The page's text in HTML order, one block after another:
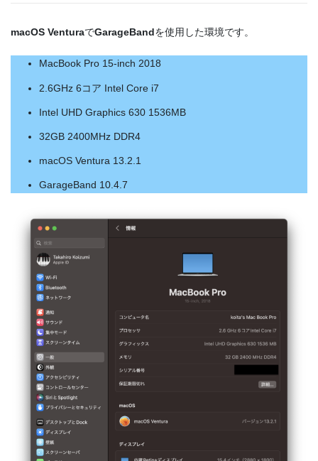
macOS VenturaでGarageBandを使用した環境です。
MacBook Pro 15-inch 2018
2.6GHz 6コア Intel Core i7
Intel UHD Graphics 630 1536MB
32GB 2400MHz DDR4
macOS Ventura 13.2.1
GarageBand 10.4.7